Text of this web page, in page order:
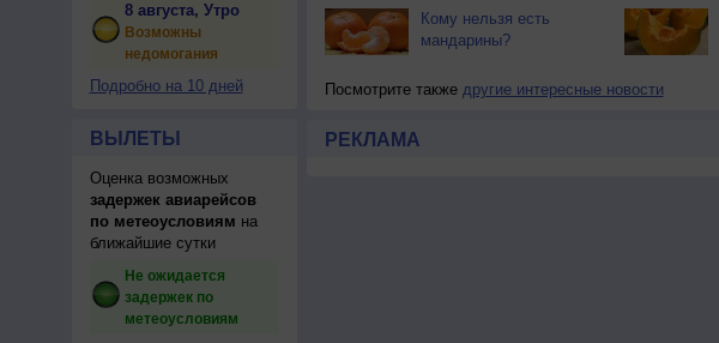
8 августа, Утро
Возможны
недомогания
Подробно на 10 дней
ВЫЛЕТЫ
Оценка возможных
задержек авиарейсов
по метеоусловиям на
ближайшие сутки
Не ожидается
задержек по
метеоусловиям
Кому нельзя есть
мандарины?
Посмотрите также другие интересные новости
РЕКЛАМА